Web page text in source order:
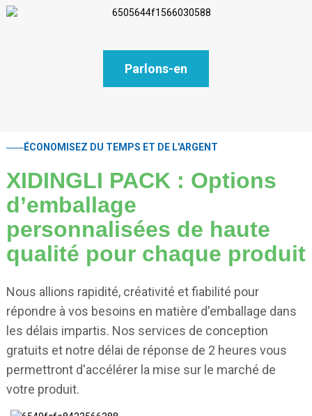
Parlons-en
ÉCONOMISEZ DU TEMPS ET DE L'ARGENT
XIDINGLI PACK : Options
d’emballage
personnalisées de haute
qualité pour chaque produit
Nous allions rapidité, créativité et fiabilité pour
répondre à vos besoins en matière d'emballage dans
les délais impartis. Nos services de conception
gratuits et notre délai de réponse de 2 heures vous
permettront d'accélérer la mise sur le marché de
votre produit.